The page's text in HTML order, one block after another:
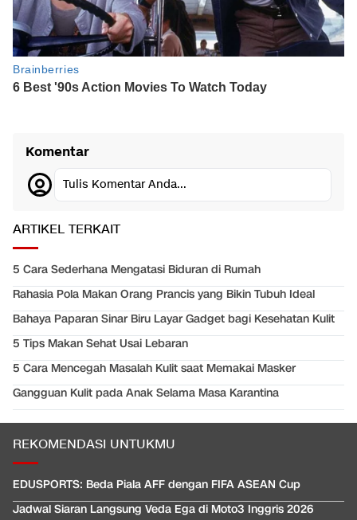
Komentar
Tulis Komentar Anda...
ARTIKEL TERKAIT
5 Cara Sederhana Mengatasi Biduran di Rumah
Rahasia Pola Makan Orang Prancis yang Bikin Tubuh Ideal
Bahaya Paparan Sinar Biru Layar Gadget bagi Kesehatan Kulit
5 Tips Makan Sehat Usai Lebaran
5 Cara Mencegah Masalah Kulit saat Memakai Masker
Gangguan Kulit pada Anak Selama Masa Karantina
REKOMENDASI UNTUKMU
EDUSPORTS: Beda Piala AFF dengan FIFA ASEAN Cup
Jadwal Siaran Langsung Veda Ega di Moto3 Inggris 2026